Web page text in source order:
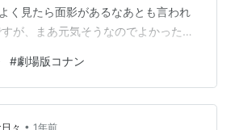
く見たら面影があるなあとも言われ
が、まあ元気そうなのでよかったで
。 この前常滑に行ったときに買った
かった桜と赤松を突っ込んで、ふり
した。 桜と赤松は諦めていますが、
#劇場版コナン
々 • 1年前